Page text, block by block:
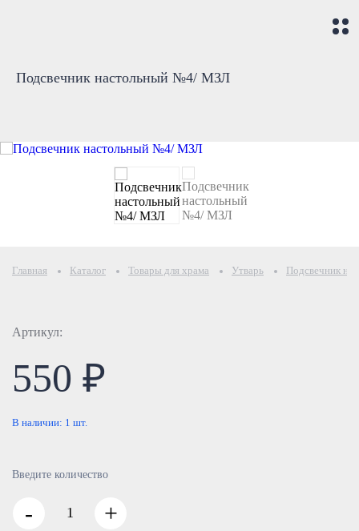
Подсвечник настольный №4/ МЗЛ
Главная Каталог Товары для храма Утварь Подсвечник
Артикул:
550 ₽
В наличии: 1 шт.
Введите количество
- +